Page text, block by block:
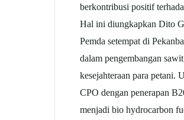
berkontribusi positif
Hal ini diungkapkan Dito
Pemda setempat di
dalam pengembangan
kesejahteraan para petani.
CPO dengan penerapan
menjadi bio hydrocarbon